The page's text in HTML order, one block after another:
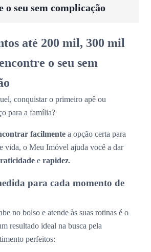
seu sem complicação
até 200 mil, 300 mil
o seu sem
conquistar o primeiro apê ou
para a família?
facilmente a opção certa para
vida, o Meu Imóvel ajuda você a dar
e rapidez.
para cada momento de
no bolso e atende às suas rotinas é o
resultado ideal na busca pela
perfeitos: